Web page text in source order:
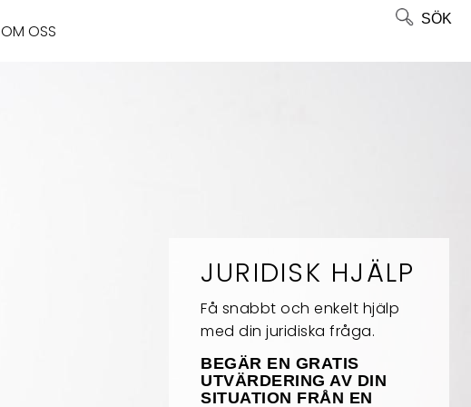
OM OSS
SÖK
JURIDISK HJÄLP
Få snabbt och enkelt hjälp
med din juridiska fråga.
BEGÄR EN GRATIS
UTVÄRDERING AV DIN
SITUATION FRÅN EN